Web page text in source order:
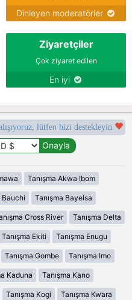
Dinleyen moderatörler
Ziyaretçiler
Çok ziyaret edilen
En iyi
lütfen bizi destekleyin
Tanışma Akwa Ibom
Bauchi Tanışma Bayelsa
Cross River Tanışma Delta
Tanışma Ekiti Tanışma Enugu
Tanışma Gombe Tanışma Imo
Kaduna Tanışma Kano
Tanışma Kogi Tanışma Kwara